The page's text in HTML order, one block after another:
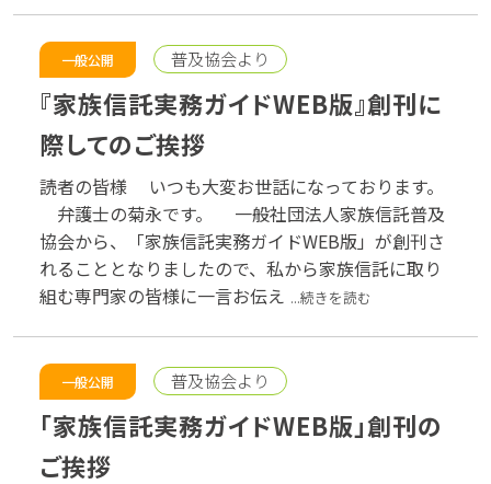
一般公開 普及協会より
『家族信託実務ガイドWEB版』創刊に
際してのご挨拶
読者の皆様 いつも大変お世話になっております。
弁護士の菊永です。 一般社団法人家族信託普及
協会から、「家族信託実務ガイドWEB版」が創刊さ
れることとなりましたので、私から家族信託に取り
組む専門家の皆様に一言お伝え ...続きを読む
一般公開 普及協会より
「家族信託実務ガイドWEB版」創刊の
ご挨拶